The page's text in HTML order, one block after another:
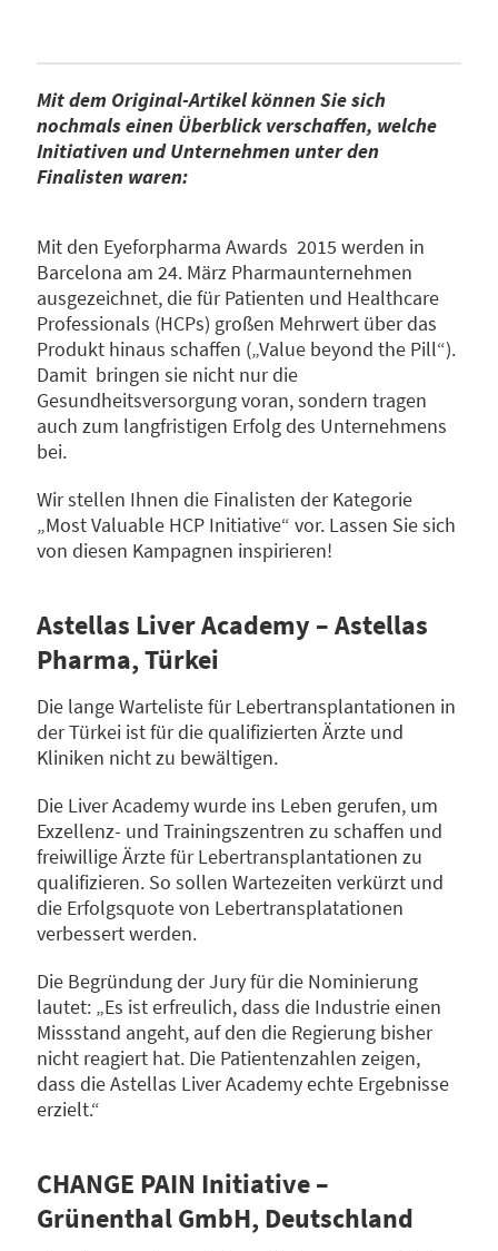
Mit dem Original-Artikel können Sie sich
nochmals einen Überblick verschaffen, welche
Initiativen und Unternehmen unter den
Finalisten waren:
Mit den Eyeforpharma Awards 2015 werden in
Barcelona am 24. März Pharmaunternehmen
ausgezeichnet, die für Patienten und Healthcare
Professionals (HCPs) großen Mehrwert über das
Produkt hinaus schaffen („Value beyond the Pill“).
Damit bringen sie nicht nur die
Gesundheitsversorgung voran, sondern tragen
auch zum langfristigen Erfolg des Unternehmens
bei.
Wir stellen Ihnen die Finalisten der Kategorie
„Most Valuable HCP Initiative“ vor. Lassen Sie sich
von diesen Kampagnen inspirieren!
Astellas Liver Academy – Astellas
Pharma, Türkei
Die lange Warteliste für Lebertransplantationen in
der Türkei ist für die qualifizierten Ärzte und
Kliniken nicht zu bewältigen.
Die Liver Academy wurde ins Leben gerufen, um
Exzellenz- und Trainingszentren zu schaffen und
freiwillige Ärzte für Lebertransplantationen zu
qualifizieren. So sollen Wartezeiten verkürzt und
die Erfolgsquote von Lebertransplatationen
verbessert werden.
Die Begründung der Jury für die Nominierung
lautet: „Es ist erfreulich, dass die Industrie einen
Missstand angeht, auf den die Regierung bisher
nicht reagiert hat. Die Patientenzahlen zeigen,
dass die Astellas Liver Academy echte Ergebnisse
erzielt.“
CHANGE PAIN Initiative –
Grünenthal GmbH, Deutschland